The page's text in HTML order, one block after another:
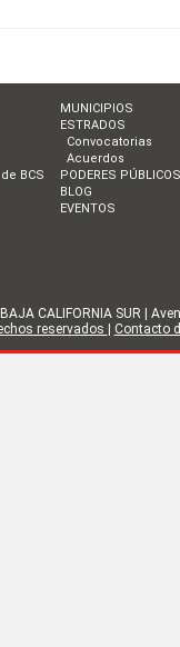
BCS
MUNICIPIOS
ESTRADOS
Convocatorias
Acuerdos
PODERES PÚBLICOS
BLOG
EVENTOS
CALIFORNIA SUR |
reservados
Contacto